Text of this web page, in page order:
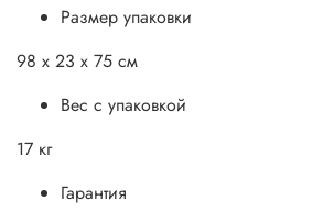
Размер упаковки
98 x 23 x 75 см
Вес с упаковкой
17 кг
Гарантия